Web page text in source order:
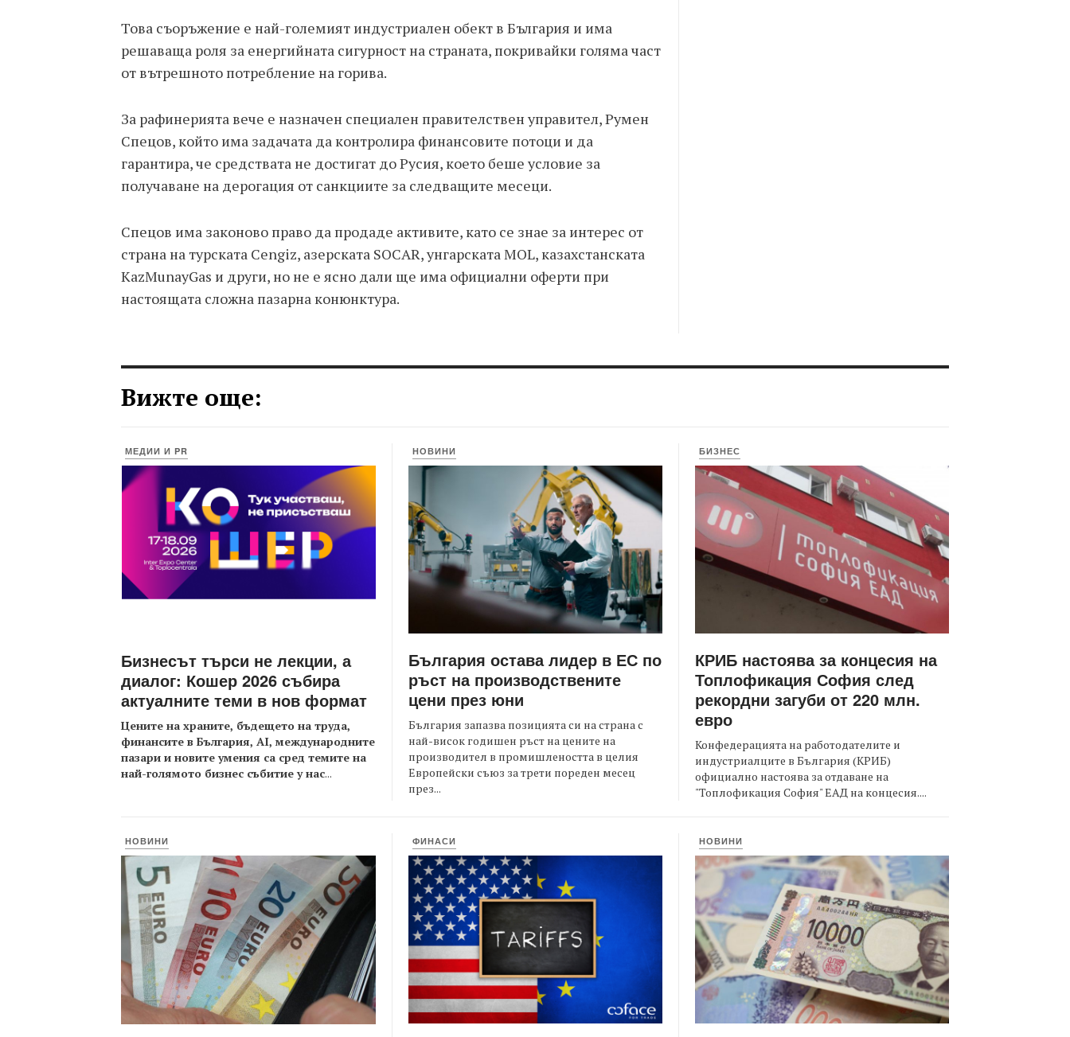
Това съоръжение е най-големият индустриален обект в България и има
решаваща роля за енергийната сигурност на страната, покривайки голяма част
от вътрешното потребление на горива.
За рафинерията вече е назначен специален правителствен управител, Румен
Спецов, който има задачата да контролира финансовите потоци и да
гарантира, че средствата не достигат до Русия, което беше условие за
получаване на дерогация от санкциите за следващите месеци.
Спецов има законово право да продаде активите, като се знае за интерес от
страна на турската Cengiz, азерската SOCAR, унгарската MOL, казахстанската
KazMunayGas и други, но не е ясно дали ще има официални оферти при
настоящата сложна пазарна конюнктура.
Вижте още:
МЕДИИ И PR
Бизнесът търси не лекции, а
диалог: Кошер 2026 събира
актуалните теми в нов формат
Цените на храните, бъдещето на труда,
финансите в България, AI, международните
пазари и новите умения са сред темите на
най-голямото бизнес събитие у нас...
НОВИНИ
България остава лидер в ЕС по
ръст на производствените
цени през юни
България запазва позицията си на страна с
най-висок годишен ръст на цените на
производител в промишлеността в целия
Европейски съюз за трети пореден месец
през...
БИЗНЕС
КРИБ настоява за концесия на
Топлофикация София след
рекордни загуби от 220 млн.
евро
Конфедерацията на работодателите и
индустриалците в България (КРИБ)
официално настоява за отдаване на
"Топлофикация София" ЕАД на концесия....
НОВИНИ ФИНАСИ НОВИНИ